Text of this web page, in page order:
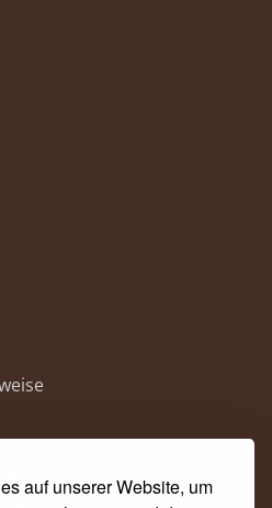
auf unserer Website, um
Medien
Verlag